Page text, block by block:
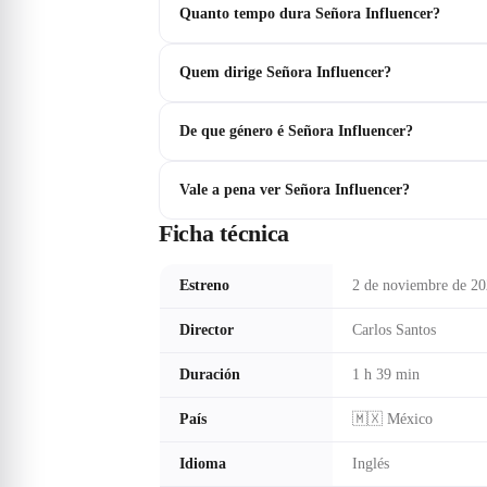
Quanto tempo dura Señora Influencer?
Quem dirige Señora Influencer?
De que género é Señora Influencer?
Vale a pena ver Señora Influencer?
Ficha técnica
Estreno 2 de noviembre de
Director Carlos Santos
Duración 1 h 39 min
País 🇲🇽 México
Idioma Inglés